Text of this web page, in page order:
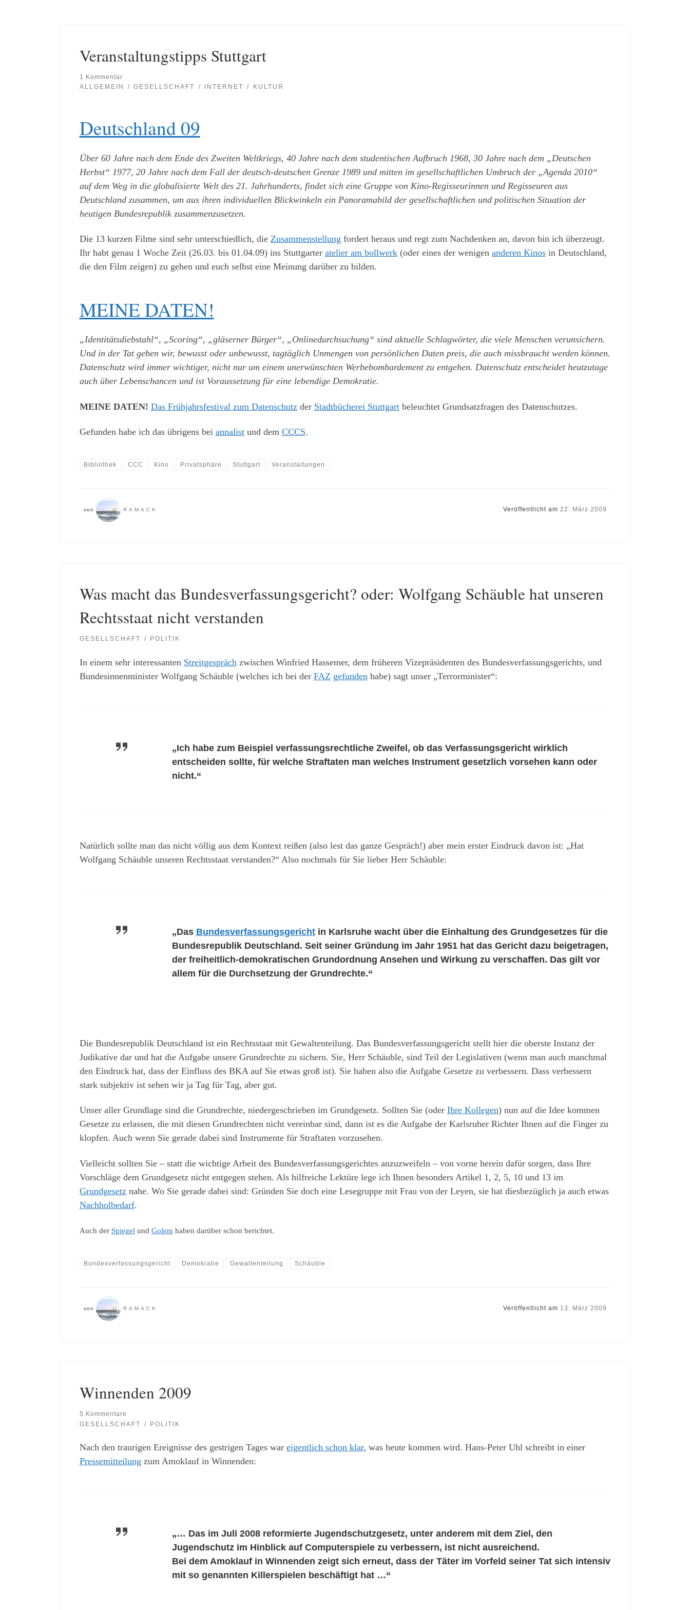
Veranstaltungstipps Stuttgart
1 Kommentar
ALLGEMEIN
GESELLSCHAFT INTERNET KULTUR
Deutschland 09
Über 60 Jahre nach dem Ende des Zweiten Weltkriegs, 40 Jahre nach dem studentischen Aufbruch 1968, 30 Jahre nach dem „Deutschen
Herbst“ 1977, 20 Jahre nach dem Fall der deutsch-deutschen Grenze 1989 und mitten im gesellschaftlichen Umbruch der „Agenda 2010“
auf dem Weg in die globalisierte Welt des 21. Jahrhunderts, findet sich eine Gruppe von Kino-Regisseurinnen und Regisseuren aus
Deutschland zusammen, um aus ihren individuellen Blickwinkeln ein Panoramabild der gesellschaftlichen und politischen Situation der
heutigen Bundesrepublik zusammenzusetzen.
Die 13 kurzen Filme sind sehr unterschiedlich, die Zusammenstellung fordert heraus und regt zum Nachdenken an, davon bin ich überzeugt.
Ihr habt genau 1 Woche Zeit (26.03. bis 01.04.09) ins Stuttgarter atelier am bollwerk(oder eines der wenigen anderen Kinosin Deutschland,
die den Film zeigen) zu gehen und euch selbst eine Meinung darüber zu bilden.
MEINE DATEN!
„Identitätsdiebstahl“, „Scoring“, „gläserner Bürger“, „Onlinedurchsuchung“ sind aktuelle Schlagwörter, die viele Menschen verunsichern.
Und in der Tat geben wir, bewusst oder unbewusst, tagtäglich Unmengen von persönlichen Daten preis, die auch missbraucht werden können.
Datenschutz wird immer wichtiger, nicht nur um einem unerwünschten Werbebombardement zu entgehen. Datenschutz entscheidet heutzutage
auch über Lebenschancen und ist Voraussetzung für eine lebendige Demokratie.
MEINE DATEN! Das Frühjahrsfestival zum Datenschutzder Stadtbücherei Stuttgartbeleuchtet Grundsatzfragen des Datenschutzes.
Gefunden habe ich das übrigens bei annalistund dem CCCS.
Bibliothek CCC Kino Privatsphäre Stuttgart Veranstaltungen
von RAMACK Veröffentlicht am 22. März 2009
Was macht das Bundesverfassungsgericht? oder: Wolfgang Schäuble hat unseren
Rechtsstaat nicht verstanden
GESELLSCHAFT POLITIK
In einem sehr interessanten Streitgespräch zwischen Winfried Hassemer, dem früheren Vizepräsidenten des Bundesverfassungsgerichts, und
Bundesinnenminister Wolfgang Schäuble (welches ich bei der FAZ gefunden habe) sagt unser „Terrorminister“:
„Ich habe zum Beispiel verfassungsrechtliche Zweifel, ob das Verfassungsgericht wirklich
entscheiden sollte, für welche Straftaten man welches Instrument gesetzlich vorsehen kann oder
nicht.“
Natürlich sollte man das nicht völlig aus dem Kontext reißen (also lest das ganze Gespräch!) aber mein erster Eindruck davon ist: „Hat
Wolfgang Schäuble unseren Rechtsstaat verstanden?“ Also nochmals für Sie lieber Herr Schäuble:
„Das Bundesverfassungsgerichtin Karlsruhe wacht über die Einhaltung des Grundgesetzes für die
Bundesrepublik Deutschland. Seit seiner Gründung im Jahr 1951 hat das Gericht dazu beigetragen,
der freiheitlich-demokratischen Grundordnung Ansehen und Wirkung zu verschaffen. Das gilt vor
allem für die Durchsetzung der Grundrechte.“
Die Bundesrepublik Deutschland ist ein Rechtsstaat mit Gewaltenteilung. Das Bundesverfassungsgericht stellt hier die oberste Instanz der
Judikative dar und hat die Aufgabe unsere Grundrechte zu sichern. Sie, Herr Schäuble, sind Teil der Legislativen (wenn man auch manchmal
den Eindruck hat, dass der Einfluss des BKA auf Sie etwas groß ist). Sie haben also die Aufgabe Gesetze zu verbessern. Dass verbessern
stark subjektiv ist sehen wir ja Tag für Tag, aber gut.
Unser aller Grundlage sind die Grundrechte, niedergeschrieben im Grundgesetz. Sollten Sie (oder Ihre Kollegen) nun auf die Idee kommen
Gesetze zu erlassen, die mit diesen Grundrechten nicht vereinbar sind, dann ist es die Aufgabe der Karlsruher Richter Ihnen auf die Finger zu
klopfen. Auch wenn Sie gerade dabei sind Instrumente für Straftaten vorzusehen.
Vielleicht sollten Sie – statt die wichtige Arbeit des Bundesverfassungsgerichtes anzuzweifeln – von vorne herein dafür sorgen, dass Ihre
Vorschläge dem Grundgesetz nicht entgegen stehen. Als hilfreiche Lektüre lege ich Ihnen besonders Artikel 1, 2, 5, 10 und 13 im
Grundgesetznahe. Wo Sie gerade dabei sind: Gründen Sie doch eine Lesegruppe mit Frau von der Leyen, sie hat diesbezüglich ja auch etwas
Nachholbedarf.
Auch der Spiegelund Golemhaben darüber schon berichtet.
Bundesverfassungsgericht Demokratie Gewaltenteilung Schäuble
von RAMACK Veröffentlicht am 13. März 2009
Winnenden 2009
5 Kommentare
GESELLSCHAFT
POLITIK
Nach den traurigen Ereignisse des gestrigen Tages war eigentlich schon klar, was heute kommen wird. Hans-Peter Uhl schreibt in einer
Pressemitteilung zum Amoklauf in Winnenden:
„… Das im Juli 2008 reformierte Jugendschutzgesetz, unter anderem mit dem Ziel, den
Jugendschutz im Hinblick auf Computerspiele zu verbessern, ist nicht ausreichend.
Bei dem Amoklauf in Winnenden zeigt sich erneut, dass der Täter im Vorfeld seiner Tat sich intensiv
mit so genannten Killerspielen beschäftigt hat …“